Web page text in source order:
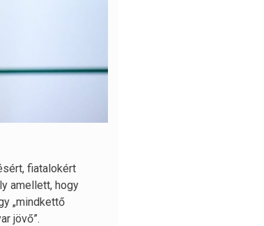
fiatalokért
amellett, hogy
„mindkettő
jövő”.